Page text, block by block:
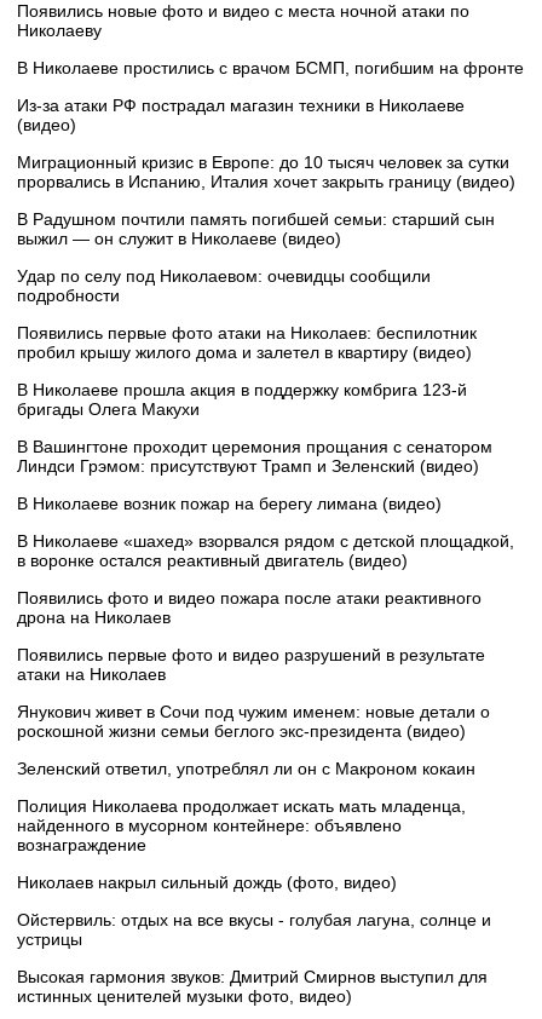
Появились новые фото и видео с места ночной атаки по
Николаеву
В Николаеве простились с врачом БСМП, погибшим на фронте
Из-за атаки РФ пострадал магазин техники в Николаеве
(видео)
Миграционный кризис в Европе: до 10 тысяч человек за сутки
прорвались в Испанию, Италия хочет закрыть границу (видео)
В Радушном почтили память погибшей семьи: старший сын
выжил — он служит в Николаеве (видео)
Удар по селу под Николаевом: очевидцы сообщили
подробности
Появились первые фото атаки на Николаев: беспилотник
пробил крышу жилого дома и залетел в квартиру (видео)
В Николаеве прошла акция в поддержку комбрига 123-й
бригады Олега Макухи
В Вашингтоне проходит церемония прощания с сенатором
Линдси Грэмом: присутствуют Трамп и Зеленский (видео)
В Николаеве возник пожар на берегу лимана (видео)
В Николаеве «шахед» взорвался рядом с детской площадкой,
в воронке остался реактивный двигатель (видео)
Появились фото и видео пожара после атаки реактивного
дрона на Николаев
Появились первые фото и видео разрушений в результате
атаки на Николаев
Янукович живет в Сочи под чужим именем: новые детали о
роскошной жизни семьи беглого экс-президента (видео)
Зеленский ответил, употреблял ли он с Макроном кокаин
Полиция Николаева продолжает искать мать младенца,
найденного в мусорном контейнере: объявлено
вознаграждение
Николаев накрыл сильный дождь (фото, видео)
Ойстервиль: отдых на все вкусы - голубая лагуна, солнце и
устрицы
Высокая гармония звуков: Дмитрий Смирнов выступил для
истинных ценителей музыки фото, видео)